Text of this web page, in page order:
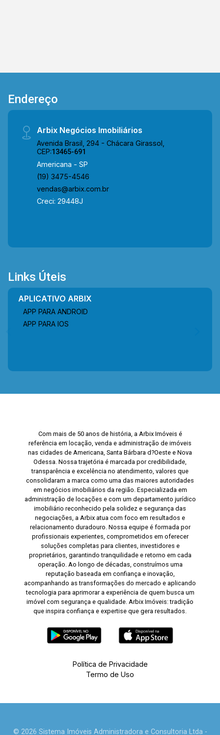
Endereço
Arbix Negócios Imobiliários
Avenida Brasil, 294 - Chácara Girassol,
CEP:13465-691
Americana - SP
(19) 3475-4546
vendas@arbix.com.br
Creci: 29448J
Links Úteis
APLICATIVO ARBIX
APP PARA ANDROID
APP PARA IOS
Com mais de 50 anos de história, a Arbix Imóveis é
referência em locação, venda e administração de imóveis
nas cidades de Americana, Santa Bárbara d?Oeste e Nova
Odessa. Nossa trajetória é marcada por credibilidade,
transparência e excelência no atendimento, valores que
consolidaram a marca como uma das maiores autoridades
em negócios imobiliários da região. Especializada em
administração de locações e com um departamento jurídico
imobiliário reconhecido pela solidez e segurança das
negociações, a Arbix atua com foco em resultados e
relacionamento duradouro. Nossa equipe é formada por
profissionais experientes, comprometidos em oferecer
soluções completas para clientes, investidores e
proprietários, garantindo tranquilidade e retorno em cada
operação. Ao longo de décadas, construímos uma
reputação baseada em confiança e inovação,
acompanhando as transformações do mercado e aplicando
tecnologia para aprimorar a experiência de quem busca um
imóvel com segurança e qualidade. Arbix Imóveis: tradição
que inspira confiança e expertise que gera resultados.
Política de Privacidade
Termo de Uso
© 2026 Sistema Imóveis Administradora e Consultoria Ltda -